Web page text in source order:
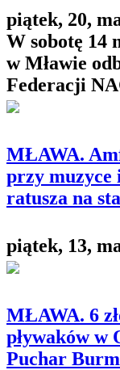
piątek, 20,
W sobotę
w Mławie
Federacji
MŁAWA.
przy muzyce
ratusza na
piątek, 13,
MŁAWA. 6
pływaków w
Puchar